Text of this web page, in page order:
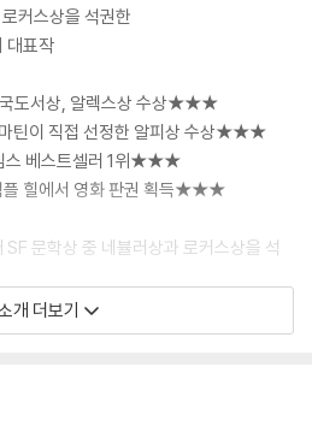
커스상을 석권한
대표작
도서상, 알렉스상 수상★★★
틴이 직접 선정한 알피상 수상★★★
스 베스트셀러 1위★★★
힐에서 영화 판권 획득★★★
문학상 중 네뷸러상과 로커스상을 석
아직 쓰이지 않았기에 가능성으로 넘
개 더보기